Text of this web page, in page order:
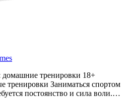
домашние тренировки 18+
тренировки Заниматься спортом
постоянство и сила воли.…